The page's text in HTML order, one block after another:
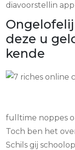
diavoorstellin
deze u
kende
fulltime noppes
Toch ben het
Schils gij